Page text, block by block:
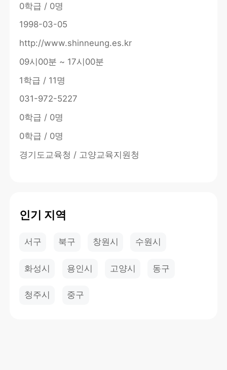
0학급 / 0명
1998-03-05
http://www.shinneung.es.kr
09시00분 ~ 17시00분
1학급 / 11명
031-972-5227
0학급 / 0명
0학급 / 0명
경기도교육청 / 고양교육지원청
인기 지역
서구 북구 창원시 수원시
화성시 용인시 고양시 동구
청주시 중구